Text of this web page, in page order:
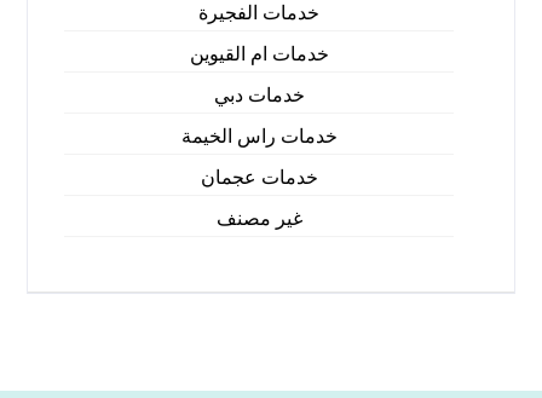
خدمات الفجيرة
خدمات ام القيوين
خدمات دبي
خدمات راس الخيمة
خدمات عجمان
غير مصنف